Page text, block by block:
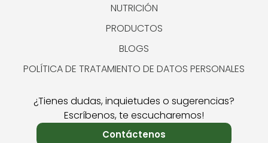
NUTRICIÓN
PRODUCTOS
BLOGS
POLÍTICA DE TRATAMIENTO DE DATOS PERSONALES
¿Tienes dudas, inquietudes o sugerencias?
Escríbenos, te escucharemos!
Contáctenos